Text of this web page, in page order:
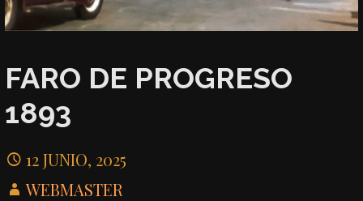
FARO DE PROGRESO
1893
12 JUNIO, 2025
WEBMASTER